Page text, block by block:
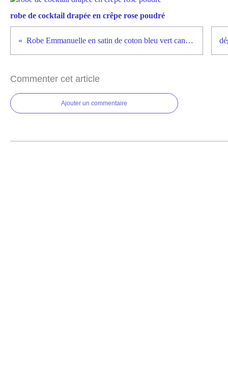
robe de cocktail drapée en crêpe rose poudré
Robe Emmanuelle en satin de coton bleu vert canard
Commenter cet article
Ajouter un commentaire